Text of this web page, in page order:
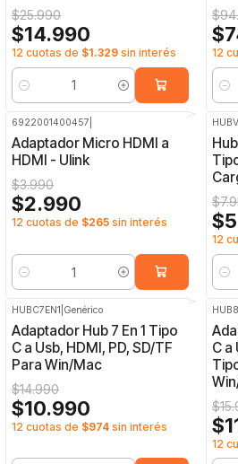
$25.990
$14.990
12 cuotas de $1.329 sin interés
Cantidad
12
6922001400457
Adaptador Micro HDMI a
HDMI - Ulink
$3.990
$2.990
12 cuotas de $265 sin interés
Cantidad
12
OFF
HUBC7EN1 Genérico
Adaptador Hub 7 En 1 Tipo
C a Usb, HDMI, PD, SD/TF
Para Win/Mac
$14.990
$10.990
12 cuotas de $974 sin interés
C a
12